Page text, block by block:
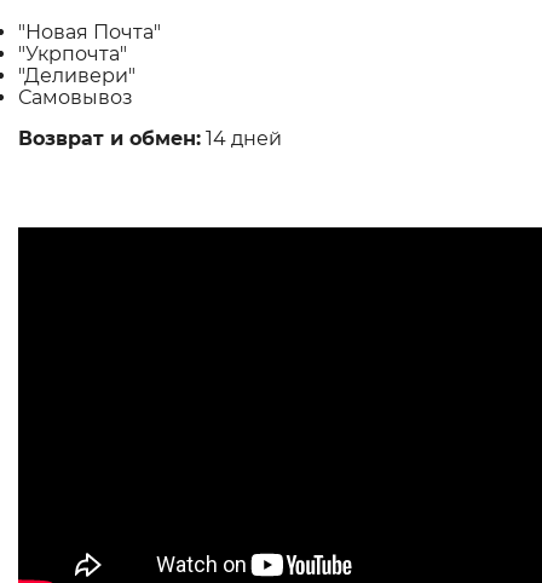
"Новая Почта"
"Укрпочта"
"Деливери"
Самовывоз
Возврат и обмен: 14 дней